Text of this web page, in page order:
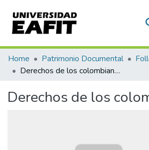
Communities & Collections
All of DSpace
Statistics
Home Patrimonio Documental
Derechos de los colombianos
Derechos de los